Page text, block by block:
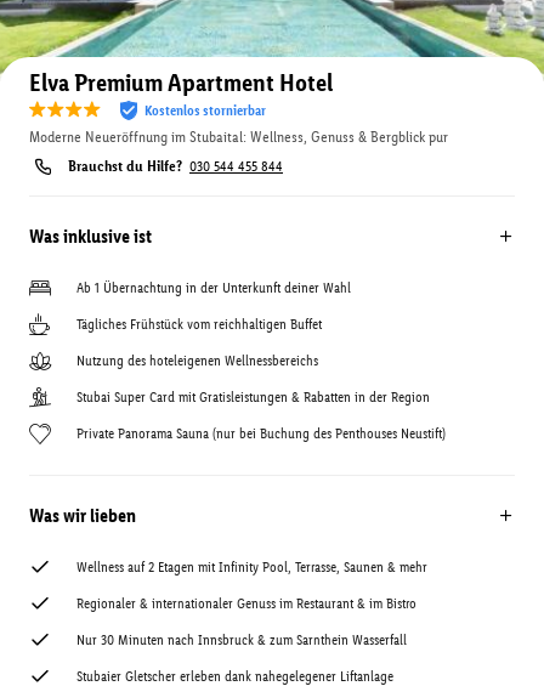
Auf der Karte anzeigen
Elva Premium Apartment Hotel
Kostenlos stornierbar
Moderne Neueröffnung im Stubaital: Wellness, Genuss & Bergblick pur
Brauchst du Hilfe? 030 544 455 844
Was inklusive ist
Ab 1 Übernachtung in der Unterkunft deiner Wahl
Tägliches Frühstück vom reichhaltigen Buffet
Nutzung des hoteleigenen Wellnessbereichs
Stubai Super Card mit Gratisleistungen & Rabatten in der Region
Private Panorama Sauna (nur bei Buchung des Penthouses Neustift)
Was wir lieben
Wellness auf 2 Etagen mit Infinity Pool, Terrasse, Saunen & mehr
Regionaler & internationaler Genuss im Restaurant & im Bistro
Nur 30 Minuten nach Innsbruck & zum Sarnthein Wasserfall
Stubaier Gletscher erleben dank nahegelegener Liftanlage